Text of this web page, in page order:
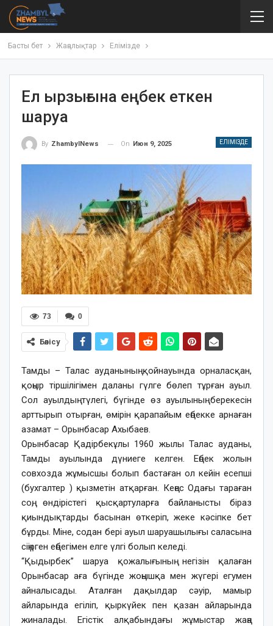
Басты бет Жаңалықтар Елімізде
Ел ырзығына еңбек еткен
шаруа
ЕЛІМІЗДЕ
By ZhambylNews On Июн 9, 2025
0
73
Бөлісу
Тамды – Талас ауданының қойнауында орналасқан,
қоңыр тіршілігімен даланы гүлге бөлеп тұрған ауыл.
Сол ауылдың түлегі, бүгінде өз ауылының берекесін
арттырып отырған, өмірін қарапайым еңбекке арнаған
азамат – Орынбасар Ахыбаев.
Орынбасар Қадірбекұлы 1960 жылы Талас ауданы,
Тамды ауылында дүниеге келген. Еңбек жолын
совхозда жұмысшы болып бастаған ол кейін есепші
(бухгалтер ) қызметін атқарған. Кеңес Одағы тараған
соң, өндірістегі қысқартуларға байланысты біраз
қиындықтарды басынан өткеріп, жеке кәсіпке бет
бұрды. Міне, содан бері ауыл шаруашылығы саласына
сіңірген еңбегімен елге үлгі болып келеді.
“Қыдырбек” шаруа қожалығының негізін қалаған
Орынбасар аға бүгінде жоңышқа мен жүгері егумен
айналысады. Аталған дақылдар сәуір, мамыр
айларында егіліп, қыркүйек пен қазан айларында
жиналады. Егістік алқабындағы жұмыстар жаңа